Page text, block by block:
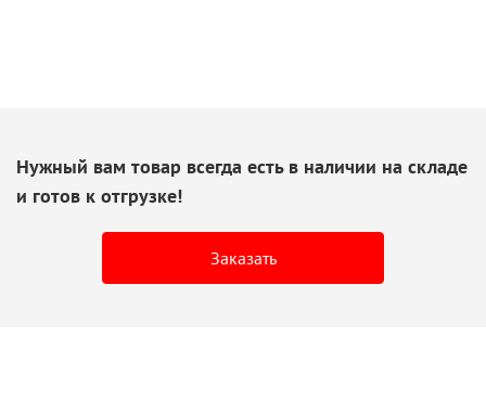
Нужный вам товар всегда есть в наличии на складе
и готов к отгрузке!
Заказать